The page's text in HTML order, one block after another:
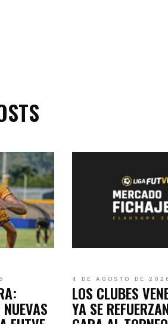
4 DE AGOSTO DE
LOS CLUBES
YA SE